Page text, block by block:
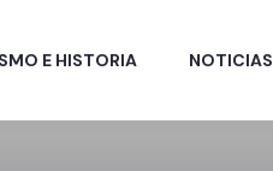
E HISTORIA NOTICIAS